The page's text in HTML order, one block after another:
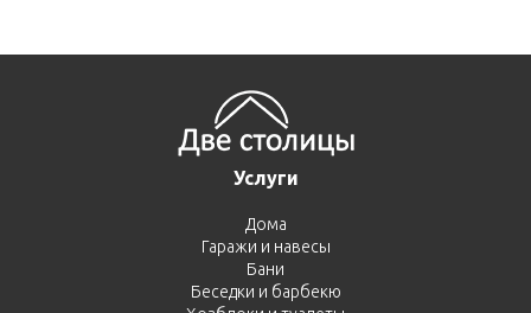
Услуги
Дома
Гаражи и навесы
Бани
Беседки и барбекю